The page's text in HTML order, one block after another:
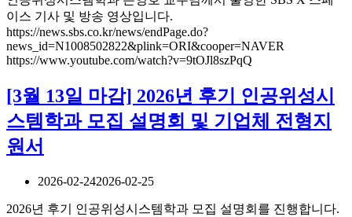
이스 기사 및 방송 영상입니다.
https://news.sbs.co.kr/news/endPage.do?
news_id=N1008502822&plink=ORI&cooper=NAVER
https://www.youtube.com/watch?v=9tOJl8szPqQ
[3월 13일 마감] 2026년 후기 인공위성시
스템학과 모집 설명회 및 기업체 전형지
원서
2026-02-242026-02-25
2026년 후기 인공위성시스템학과 모집 설명회를 진행합니다.